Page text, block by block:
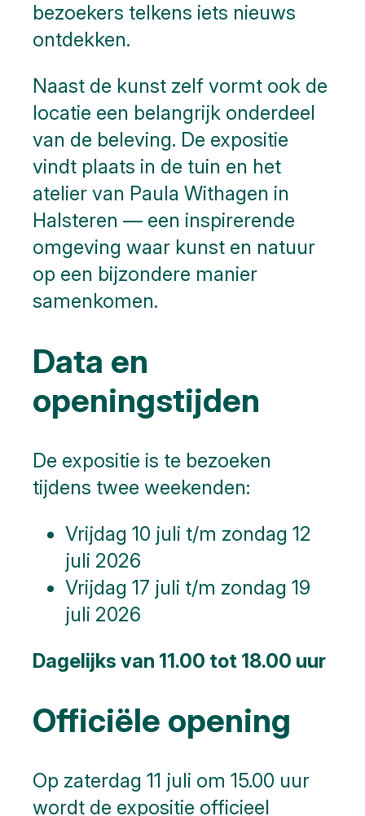
bezoekers telkens iets nieuws
ontdekken.
Naast de kunst zelf vormt ook de
locatie een belangrijk onderdeel
van de beleving. De expositie
vindt plaats in de tuin en het
atelier van Paula Withagen in
Halsteren — een inspirerende
omgeving waar kunst en natuur
op een bijzondere manier
samenkomen.
Data en
openingstijden
De expositie is te bezoeken
tijdens twee weekenden:
Vrijdag 10 juli t/m zondag 12
juli 2026
Vrijdag 17 juli t/m zondag 19
juli 2026
Dagelijks van 11.00 tot 18.00 uur
Officiële opening
Op zaterdag 11 juli om 15.00 uur
wordt de expositie officieel